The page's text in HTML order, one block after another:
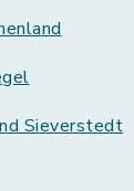
Sieverstedt